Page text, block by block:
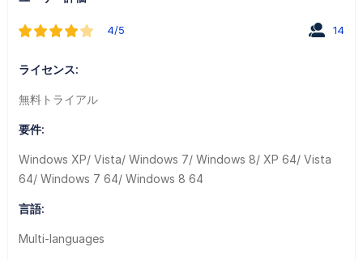
4/5 14
ライセンス:
無料トライアル
要件:
Windows XP/ Vista/ Windows 7/ Windows 8/ XP 64/ Vista
64/ Windows 7 64/ Windows 8 64
言語:
Multi-languages